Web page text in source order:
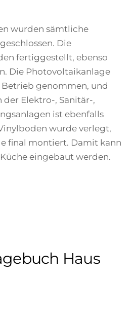
wurden sämtliche
Die
fertiggestellt, ebenso
Die Photovoltaikanlage
genommen, und
Elektro-, Sanitär-,
ist ebenfalls
wurde verlegt,
final montiert. Damit kann
eingebaut werden.
Haus